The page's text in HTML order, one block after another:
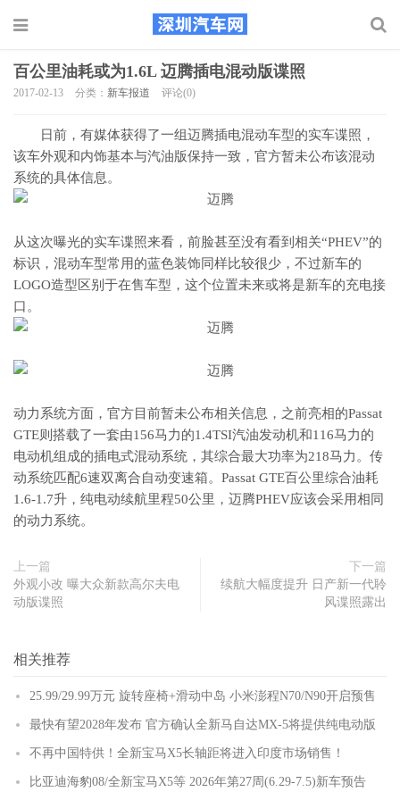
百公里油耗或为1.6L 迈腾插电混动版谍照
2017-02-13 分类： 新车报道 评论(0)
日前，有媒体获得了一组迈腾插电混动车型的实车谍照，
该车外观和内饰基本与汽油版保持一致，官方暂未公布该混动
系统的具体信息。
从这次曝光的实车谍照来看，前脸甚至没有看到相关“PHEV”的
标识，混动车型常用的蓝色装饰同样比较很少，不过新车的
LOGO造型区别于在售车型，这个位置未来或将是新车的充电接
口。
动力系统方面，官方目前暂未公布相关信息，之前亮相的Passat
GTE则搭载了一套由156马力的1.4TSI汽油发动机和116马力的
电动机组成的插电式混动系统，其综合最大功率为218马力。传
动系统匹配6速双离合自动变速箱。Passat GTE百公里综合油耗
1.6-1.7升，纯电动续航里程50公里，迈腾PHEV应该会采用相同
的动力系统。
上一篇
外观小改 曝大众新款高尔夫电
动版谍照
下一篇
续航大幅度提升 日产新一代聆
风谍照露出
相关推荐
25.99/29.99万元 旋转座椅+滑动中岛 小米澎程N70/N90开启预售
最快有望2028年发布 官方确认全新马自达MX-5将提供纯电动版
不再中国特供！全新宝马X5长轴距将进入印度市场销售！
比亚迪海豹08/全新宝马X5等 2026年第27周(6.29-7.5)新车预告